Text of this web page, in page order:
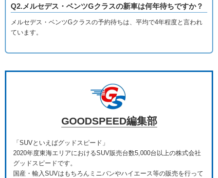
Q2.メルセデス・ベンツGクラスの新車は何年待ちですか？
メルセデス・ベンツGクラスの予約待ちは、平均で4年程度と言われ
ています。
GOODSPEED編集部
「SUVといえばグッドスピード」
2020年度東海エリアにおけるSUV販売台数5,000台以上の株式会社
グッドスピードです。
国産・輸入SUVはもちろんミニバンやハイエース等の販売を行って